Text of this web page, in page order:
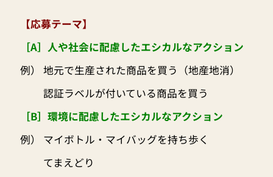
【応募テーマ】
［A］人や社会に配慮したエシカルなアクション
例） 地元で生産された商品を買う（地産地消）
認証ラベルが付いている商品を買う
［B］環境に配慮したエシカルなアクション
例） マイボトル・マイバッグを持ち歩く
てまえどり